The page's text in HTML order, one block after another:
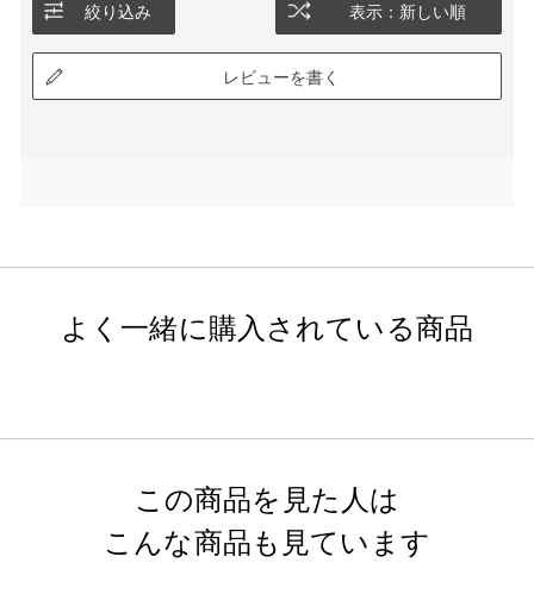
絞り込み 表示：新しい順
レビューを書く
よく一緒に購入されている商品
この商品を見た人は
こんな商品も見ています